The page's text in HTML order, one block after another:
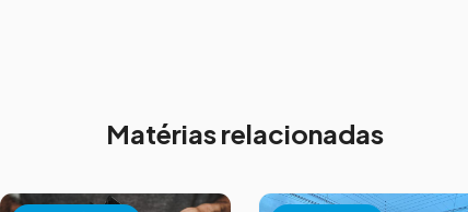
Matérias relacionadas